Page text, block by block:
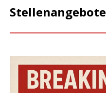
Stellenangebote